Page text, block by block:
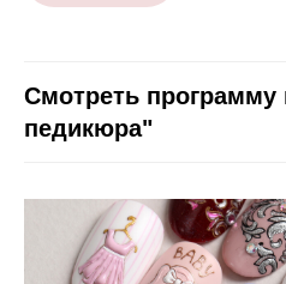
Смотреть программу
педикюра"